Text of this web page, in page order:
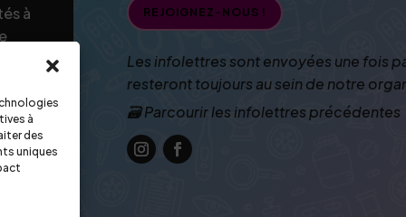
à
des
uniques
à
Les infolettres sont envoyées une fois
resteront toujours au sein de notre
🗃️ Parcourir les infolettres précédentes